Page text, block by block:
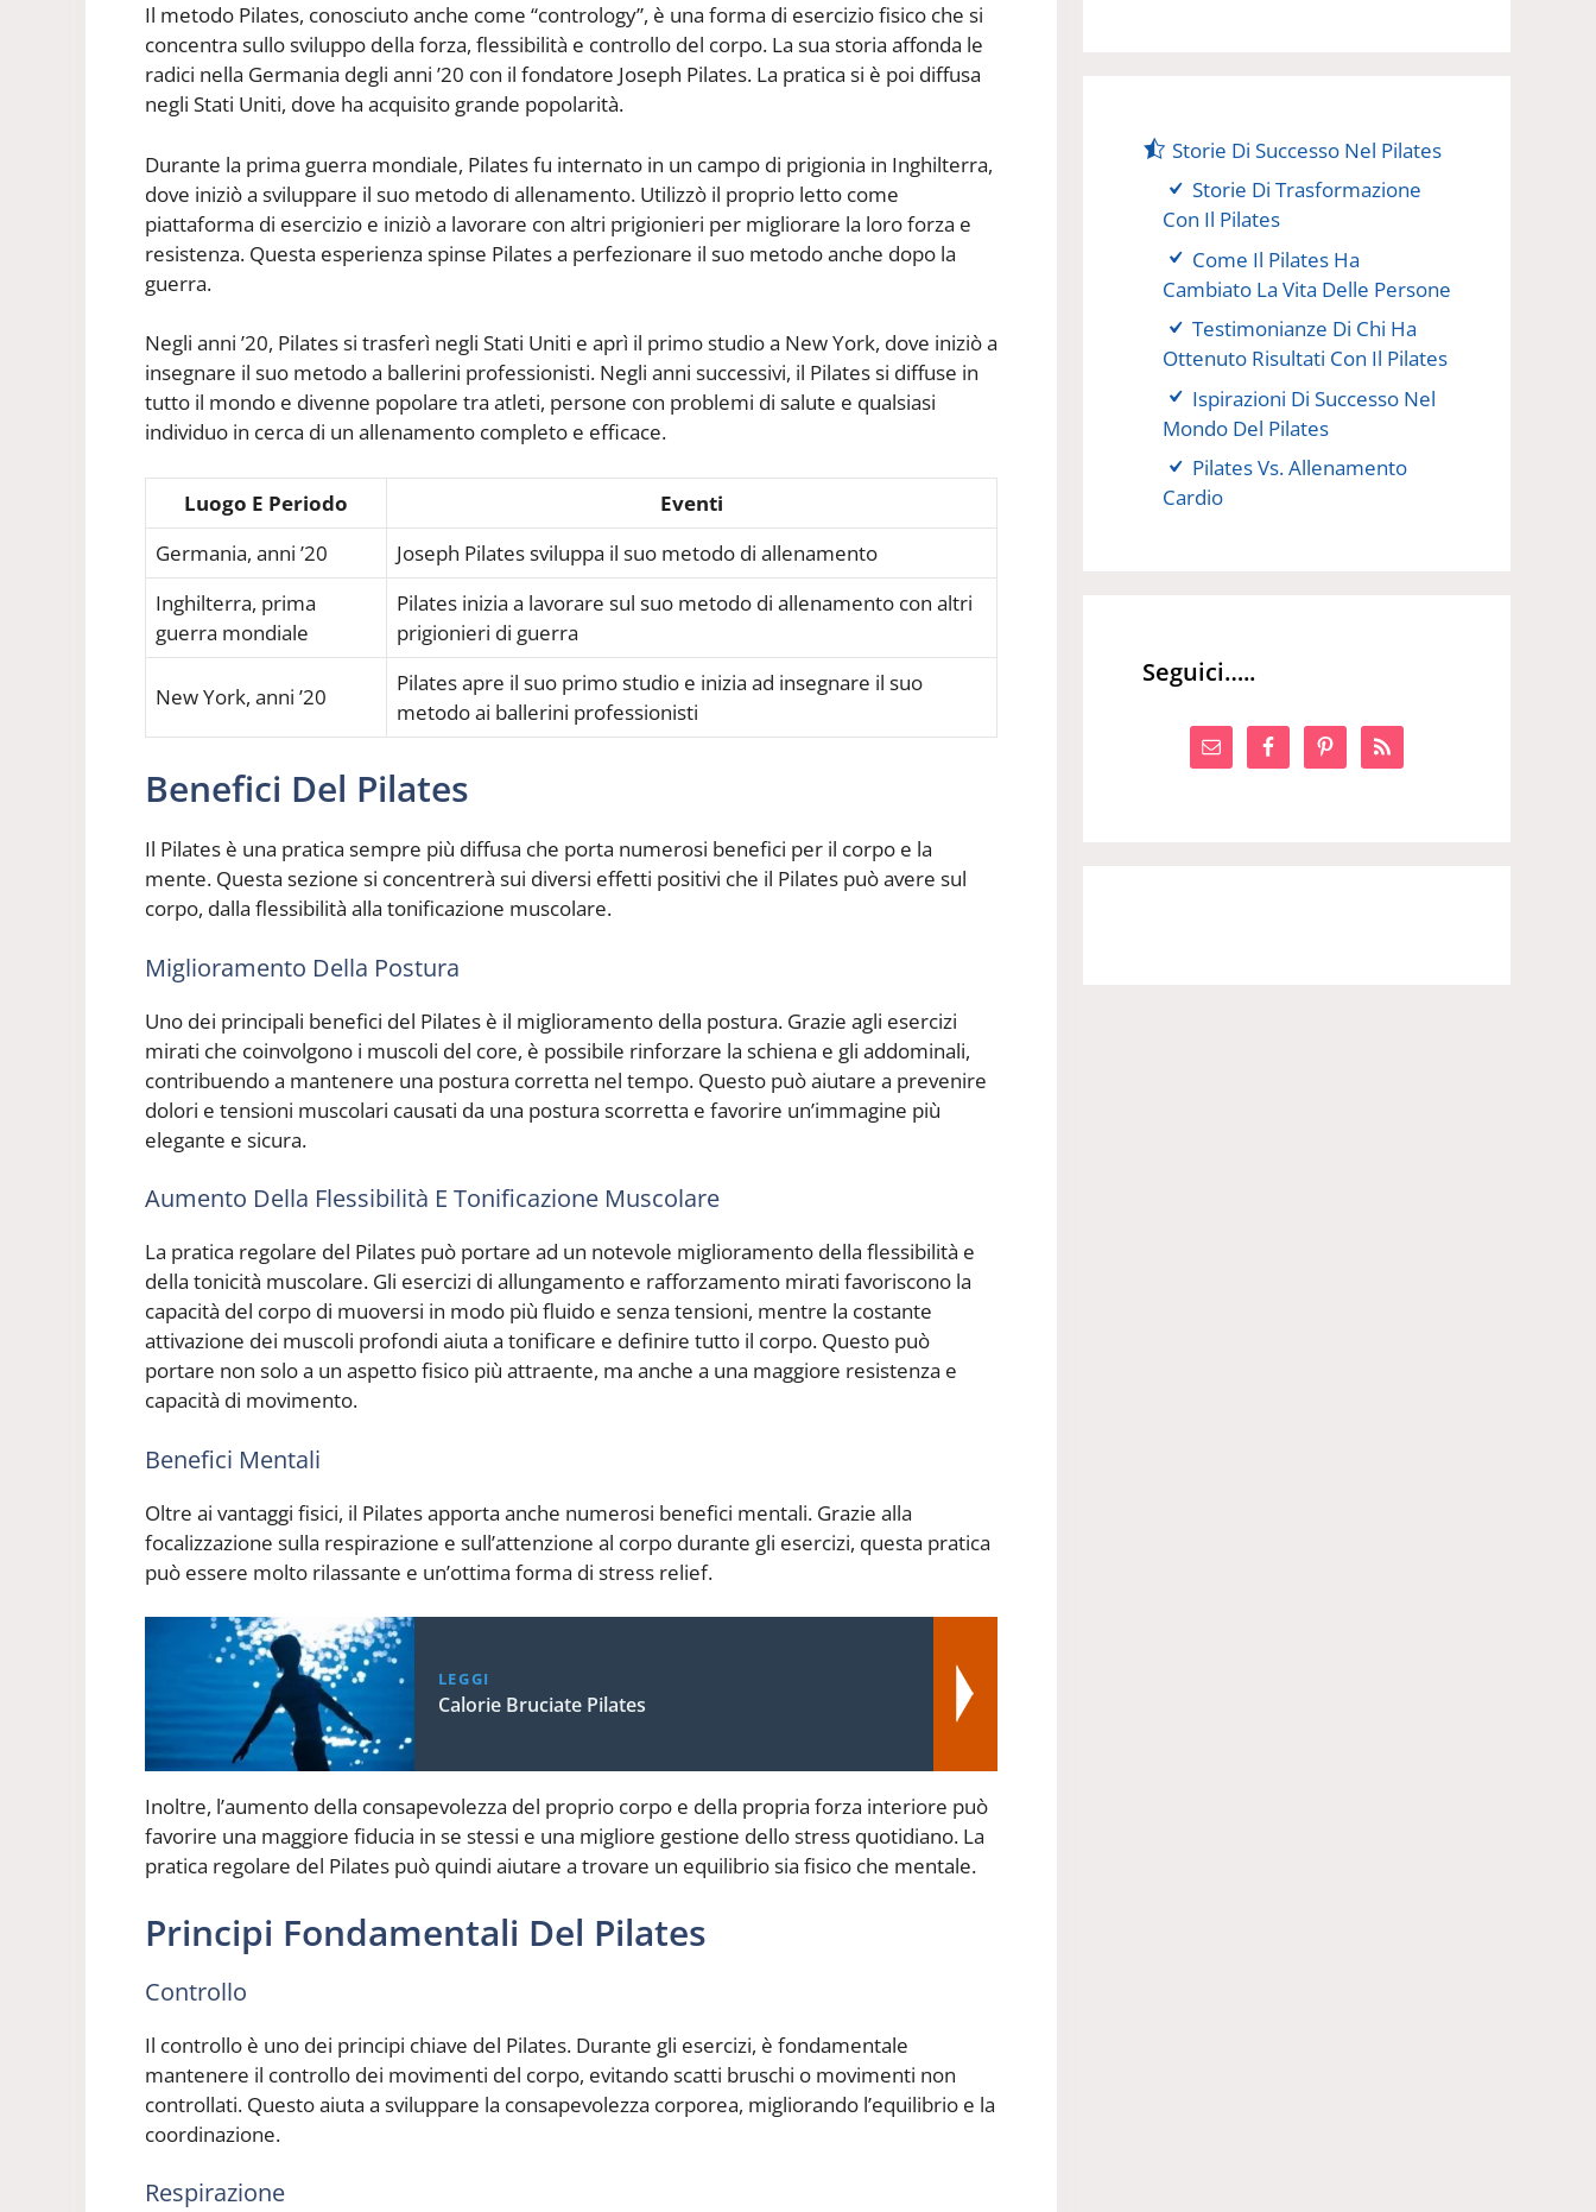
Il metodo Pilates, conosciuto anche come “contrology”, è una forma di esercizio fisico che si
concentra sullo sviluppo della forza, flessibilità e controllo del corpo. La sua storia affonda le
radici nella Germania degli anni ’20 con il fondatore Joseph Pilates. La pratica si è poi diffusa
negli Stati Uniti, dove ha acquisito grande popolarità.
Durante la prima guerra mondiale, Pilates fu internato in un campo di prigionia in Inghilterra,
dove iniziò a sviluppare il suo metodo di allenamento. Utilizzò il proprio letto come
piattaforma di esercizio e iniziò a lavorare con altri prigionieri per migliorare la loro forza e
resistenza. Questa esperienza spinse Pilates a perfezionare il suo metodo anche dopo la
guerra.
Negli anni ’20, Pilates si trasferì negli Stati Uniti e aprì il primo studio a New York, dove iniziò a
insegnare il suo metodo a ballerini professionisti. Negli anni successivi, il Pilates si diffuse in
tutto il mondo e divenne popolare tra atleti, persone con problemi di salute e qualsiasi
individuo in cerca di un allenamento completo e efficace.
Luogo E Periodo
Eventi
Germania, anni ’20
Joseph Pilates sviluppa il suo metodo di allenamento
Inghilterra, prima
guerra mondiale
Pilates inizia a lavorare sul suo metodo di allenamento con altri
prigionieri di guerra
New York, anni ’20
Pilates apre il suo primo studio e inizia ad insegnare il suo
metodo ai ballerini professionisti
Benefici Del Pilates
Il Pilates è una pratica sempre più diffusa che porta numerosi benefici per il corpo e la
mente. Questa sezione si concentrerà sui diversi effetti positivi che il Pilates può avere sul
corpo, dalla flessibilità alla tonificazione muscolare.
Miglioramento Della Postura
Uno dei principali benefici del Pilates è il miglioramento della postura. Grazie agli esercizi
mirati che coinvolgono i muscoli del core, è possibile rinforzare la schiena e gli addominali,
contribuendo a mantenere una postura corretta nel tempo. Questo può aiutare a prevenire
dolori e tensioni muscolari causati da una postura scorretta e favorire un’immagine più
elegante e sicura.
Aumento Della Flessibilità E Tonificazione Muscolare
La pratica regolare del Pilates può portare ad un notevole miglioramento della flessibilità e
della tonicità muscolare. Gli esercizi di allungamento e rafforzamento mirati favoriscono la
capacità del corpo di muoversi in modo più fluido e senza tensioni, mentre la costante
attivazione dei muscoli profondi aiuta a tonificare e definire tutto il corpo. Questo può
portare non solo a un aspetto fisico più attraente, ma anche a una maggiore resistenza e
capacità di movimento.
Benefici Mentali
Oltre ai vantaggi fisici, il Pilates apporta anche numerosi benefici mentali. Grazie alla
focalizzazione sulla respirazione e sull’attenzione al corpo durante gli esercizi, questa pratica
può essere molto rilassante e un’ottima forma di stress relief.
LEGGI
Calorie Bruciate Pilates
Inoltre, l’aumento della consapevolezza del proprio corpo e della propria forza interiore può
favorire una maggiore fiducia in se stessi e una migliore gestione dello stress quotidiano. La
pratica regolare del Pilates può quindi aiutare a trovare un equilibrio sia fisico che mentale.
Principi Fondamentali Del Pilates
Controllo
Il controllo è uno dei principi chiave del Pilates. Durante gli esercizi, è fondamentale
mantenere il controllo dei movimenti del corpo, evitando scatti bruschi o movimenti non
controllati. Questo aiuta a sviluppare la consapevolezza corporea, migliorando l’equilibrio e la
coordinazione.
Respirazione
Storie Di Successo Nel Pilates
Storie Di Trasformazione
Con Il Pilates
Come Il Pilates Ha
Cambiato La Vita Delle Persone
Testimonianze Di Chi Ha
Ottenuto Risultati Con Il Pilates
Ispirazioni Di Successo Nel
Mondo Del Pilates
Pilates Vs. Allenamento
Cardio
Seguici…..